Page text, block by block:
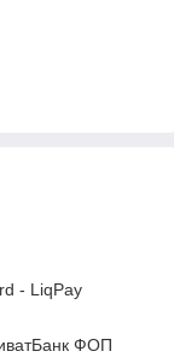
- LiqPay
ФОП